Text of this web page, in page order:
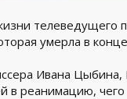
телеведущего
умерла в
Ивана Цыбина,
в реанимацию,